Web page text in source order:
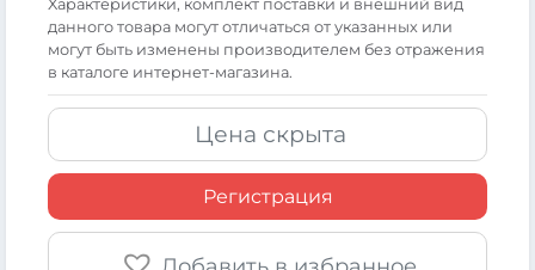
Xарактеристики, комплект поставки и внешний вид
данного товара могут отличаться от указанных или
могут быть изменены производителем без отражения
в каталоге интернет-магазина.
Цена скрыта
Регистрация